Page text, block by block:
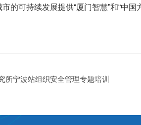
的可持续发展提供“厦门智慧”和“中国
所宁波站组织安全管理专题培训